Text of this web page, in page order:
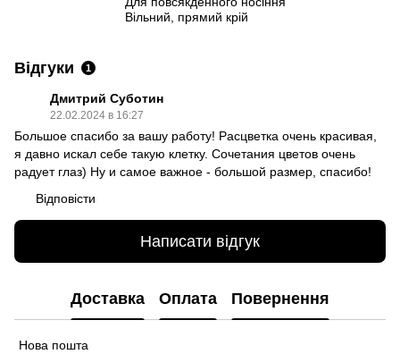
Вільний, прямий крій
Відгуки 1
Дмитрий Суботин
22.02.2024 в 16:27
Большое спасибо за вашу работу! Расцветка очень красивая,
я давно искал себе такую клетку. Сочетания цветов очень
радует глаз) Ну и самое важное - большой размер, спасибо!
Відповісти
Написати відгук
Доставка Оплата Повернення
Нова пошта